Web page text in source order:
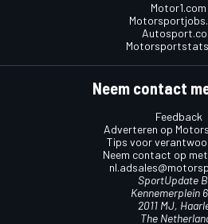
Motor1.com
Neem contact
Feedback
Adverteren op
Tips voor
Neem contact op
SportUpdate
Kennemerplein 6
2011 MJ,
The